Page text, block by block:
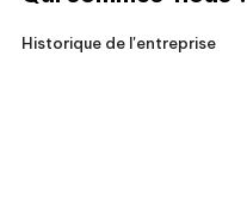
Historique de l'entreprise